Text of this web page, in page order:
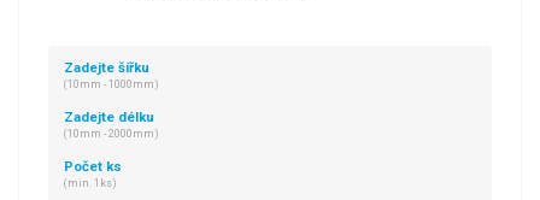
Zadejte šířku
(10mm - 1000mm)
Zadejte délku
(10mm - 2000mm)
Počet ks
(min. 1ks)